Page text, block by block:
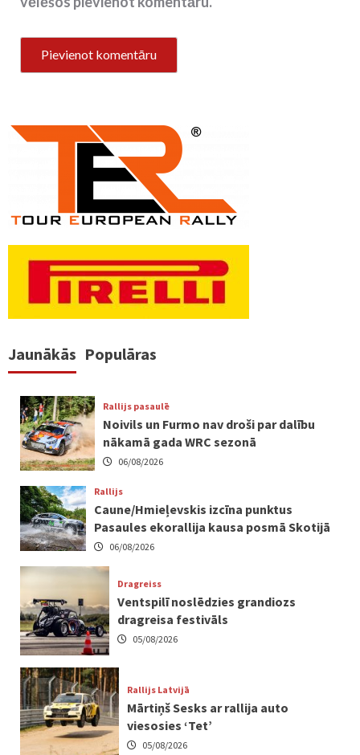
Jaunākās Populāras
Rallijs pasaulē
Noivils un Furmo nav droši par dalību
nākamā gada WRC sezonā
06/08/2026
Rallijs
Caune/Hmieļevskis izcīna punktus
Pasaules ekorallija kausa posmā Skotijā
06/08/2026
Dragreiss
Ventspilī noslēdzies grandiozs
dragreisa festivāls
05/08/2026
Rallijs Latvijā
Mārtiņš Sesks ar rallija auto
viesosies ‘Tet’
05/08/2026